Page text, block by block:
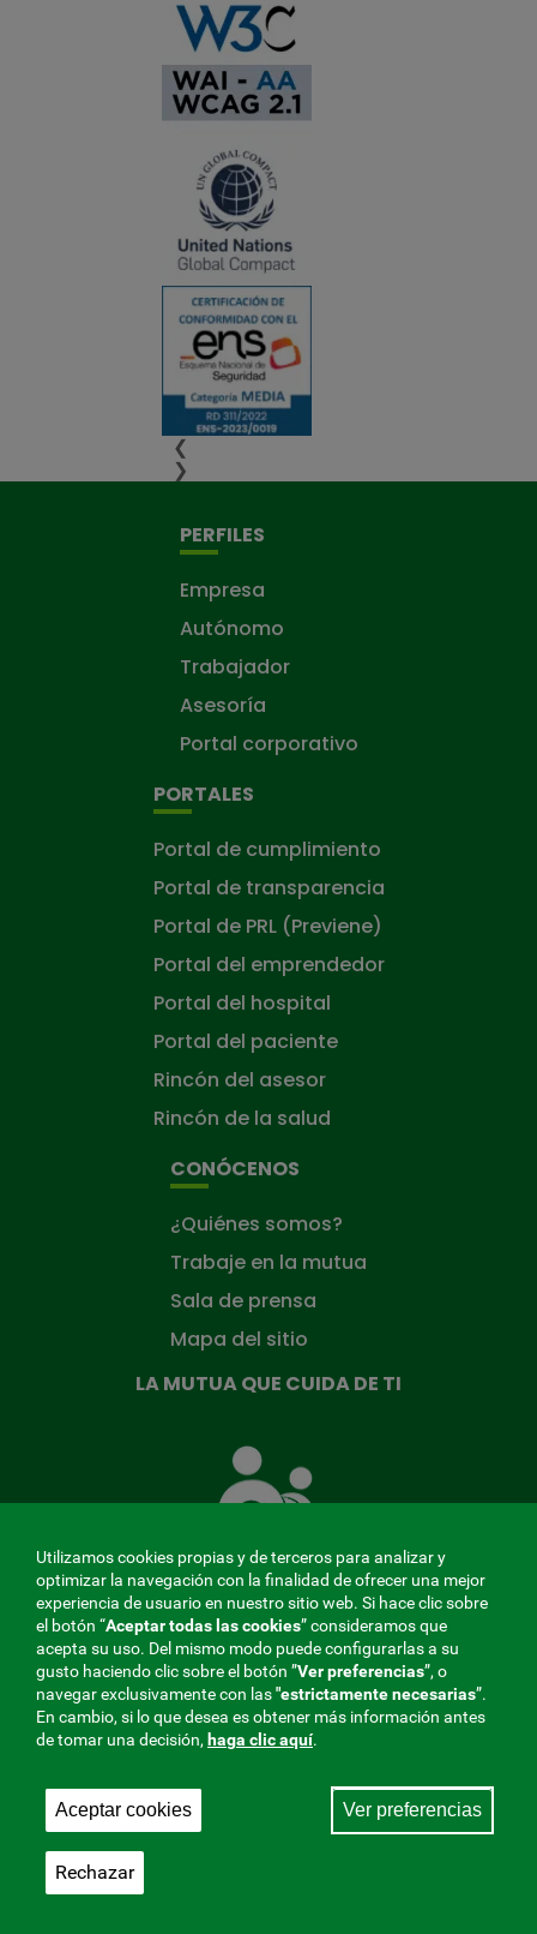
❮
❯
PERFILES
Empresa
Autónomo
Trabajador
Asesoría
Portal corporativo
PORTALES
Portal de cumplimiento
Portal de transparencia
Portal de PRL (Previene)
Portal del emprendedor
Portal del hospital
Portal del paciente
Rincón del asesor
Rincón de la salud
CONÓCENOS
¿Quiénes somos?
Trabaje en la mutua
Sala de prensa
Mapa del sitio
LA MUTUA QUE CUIDA DE TI
Mutua
que
ti
MENÚ
REDES
SOCIALES
V20
Aviso legal|Privacidad
Mutua Colaboradora con la Seguridad Social, 275.
Utilizamos cookies propias y de terceros para analizar y
optimizar la navegación con la finalidad de ofrecer una mejor
experiencia de usuario en nuestro sitio web. Si hace clic sobre
el botón “Aceptar todas las cookies” consideramos que
acepta su uso. Del mismo modo puede configurarlas a su
gusto haciendo clic sobre el botón ”Ver preferencias”, o
navegar exclusivamente con las"estrictamentenecesarias”.
En cambio, si lo que desea es obtener más información antes
de tomar una decisión, haga clic aquí.
Aceptar cookies Ver preferencias
Rechazar